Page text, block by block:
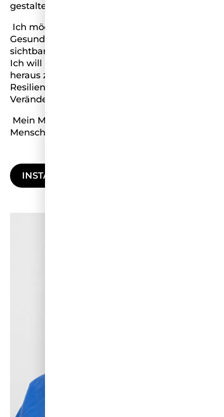
gestalten.
Ich möchte die Menschen im
Gesundheitswesen stärken, motivieren – und
sichtbar machen, was sonst übersehen wird.
Ich will Mut machen, das System von innen
heraus zu gestalten – mit Haltung, Ausdauer,
Resilienz und der Bereitschaft zur
Veränderung.
Mein Motto:
Menschen gesehen und gestärkt werden.
INSTAGRAM